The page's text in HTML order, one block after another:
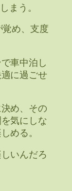
まう。
め、支度
車中泊し
に過ごせ
め、その
気にしな
める。
いんだろ